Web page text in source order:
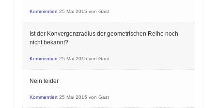
Kommentiert 25 Mai 2015 von Gast
Ist der Konvergenzradius der geometrischen Reihe noch
nicht bekannt?
Kommentiert 25 Mai 2015 von Gast
Nein leider
Kommentiert 25 Mai 2015 von Gast